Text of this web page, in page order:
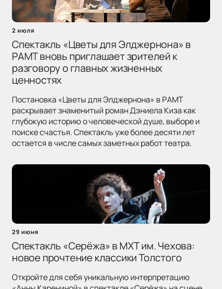
2 июля
Спектакль «Цветы для Элджернона» в
РАМТ вновь приглашает зрителей к
разговору о главных жизненных
ценностях
Постановка «Цветы для Элджернона» в РАМТ
раскрывает знаменитый роман Дэниела Киза как
глубокую историю о человеческой душе, выборе и
поиске счастья. Спектакль уже более десяти лет
остается в числе самых заметных работ театра.
29 июня
Спектакль «Серёжа» в МХТ им. Чехова:
новое прочтение классики Толстого
Откройте для себя уникальную интерпретацию